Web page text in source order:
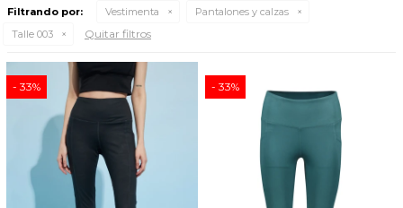
Filtrando por: Vestimenta
Pantalones y calzas
Talle 003
Quitar filtros
33 33